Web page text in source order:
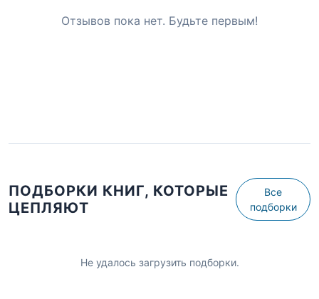
Отзывов пока нет. Будьте первым!
ПОДБОРКИ КНИГ, КОТОРЫЕ
ЦЕПЛЯЮТ
Все
подборки
Не удалось загрузить подборки.